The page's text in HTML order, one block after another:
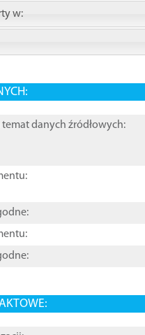
w:
temat danych źródłowych: